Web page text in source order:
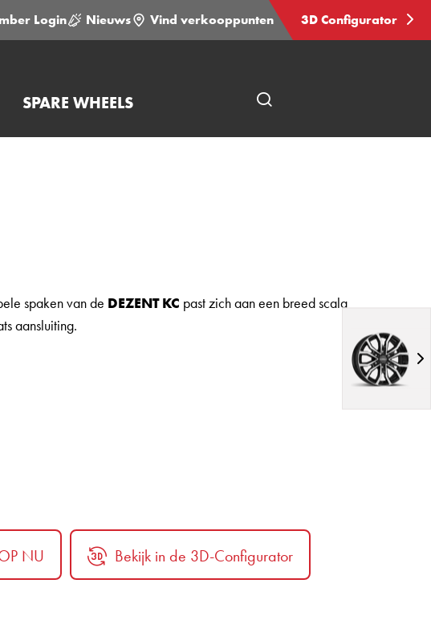
Login Nieuws Vind verkooppunten 3D Configurator
SPARE WHEELS
spaken van de DEZENT KC past zich aan een breed scala
aansluiting.
NU Bekijk in de 3D-Configurator